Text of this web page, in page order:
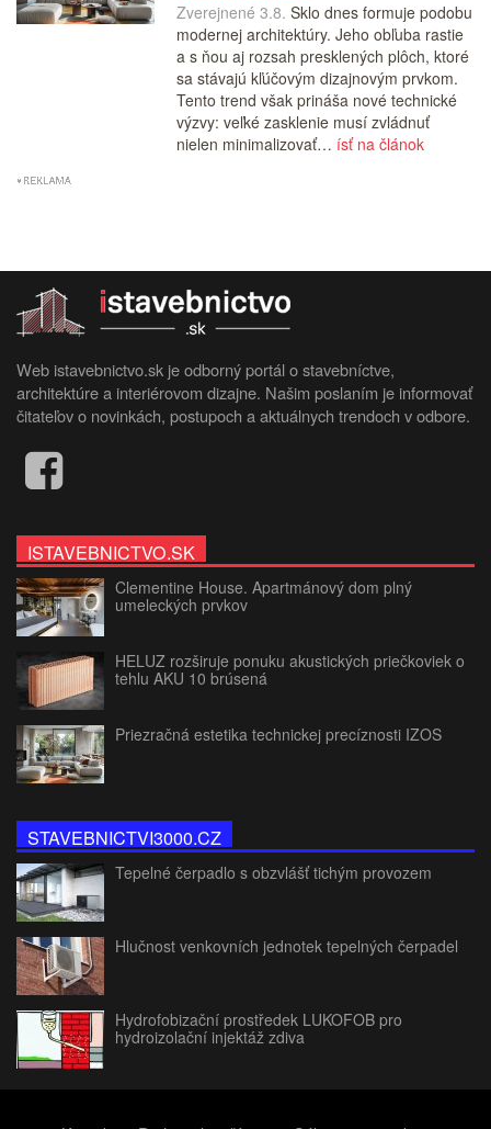
Zverejnené 3.8. Sklo dnes formuje podobu
modernej architektúry. Jeho obľuba rastie
a s ňou aj rozsah presklených plôch, ktoré
sa stávajú kľúčovým dizajnovým prvkom.
Tento trend však prináša nové technické
výzvy: veľké zasklenie musí zvládnuť
nielen minimalizovať… ísť na článok
Web istavebnictvo.sk je odborný portál o stavebníctve,
architektúre a interiérovom dizajne. Našim poslaním je informovať
čitateľov o novinkách, postupoch a aktuálnych trendoch v odbore.
ISTAVEBNICTVO.SK
Clementine House. Apartmánový dom plný
umeleckých prvkov
HELUZ rozširuje ponuku akustických priečkoviek o
tehlu AKU 10 brúsená
Priezračná estetika technickej precíznosti IZOS
STAVEBNICTVI3000.CZ
Tepelné čerpadlo s obzvlášť tichým provozem
Hlučnost venkovních jednotek tepelných čerpadel
Hydrofobizační prostředek LUKOFOB pro
hydroizolační injektáž zdiva